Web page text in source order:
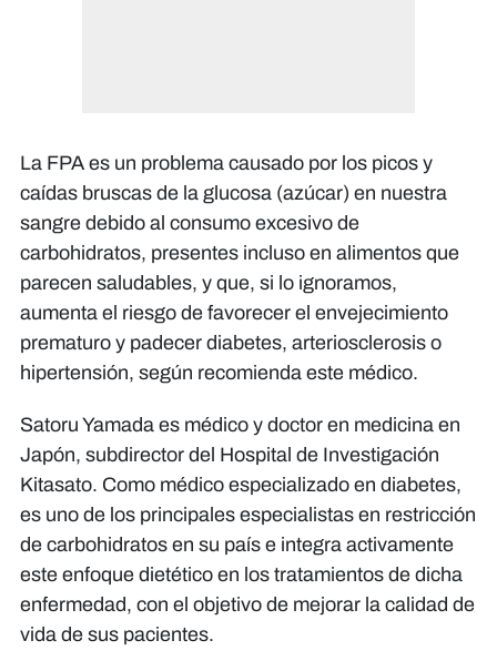
La FPA es un problema causado por los picos y
caídas bruscas de la glucosa (azúcar) en nuestra
sangre debido al consumo excesivo de
carbohidratos, presentes incluso en alimentos que
parecen saludables, y que, si lo ignoramos,
aumenta el riesgo de favorecer el envejecimiento
prematuro y padecer diabetes, arteriosclerosis o
hipertensión, según recomienda este médico.
Satoru Yamada es médico y doctor en medicina en
Japón, subdirector del Hospital de Investigación
Kitasato. Como médico especializado en diabetes,
es uno de los principales especialistas en restricción
de carbohidratos en su país e integra activamente
este enfoque dietético en los tratamientos de dicha
enfermedad, con el objetivo de mejorar la calidad de
vida de sus pacientes.